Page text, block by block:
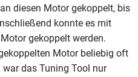
diesen Motor gekoppelt, bis
konnte es mit
gekoppelt werden.
Motor beliebig oft
das Tuning Tool nur